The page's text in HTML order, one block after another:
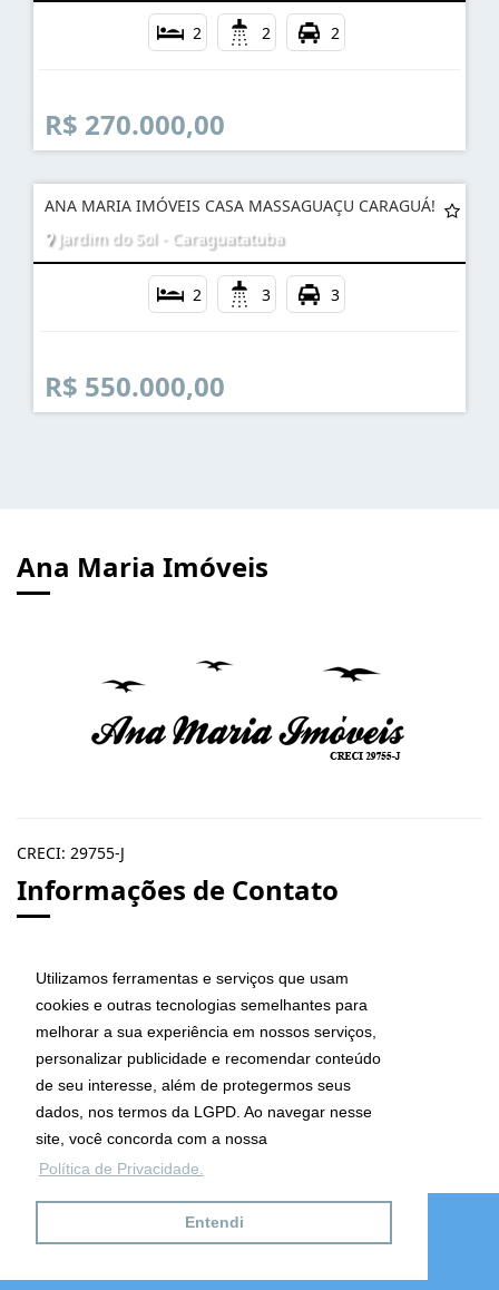
Utilizamos ferramentas e serviços que usam
cookies e outras tecnologias semelhantes para
melhorar a sua experiência em nossos serviços,
personalizar publicidade e recomendar conteúdo
de seu interesse, além de protegermos seus
dados, nos termos da LGPD. Ao navegar nesse
site, você concorda com a nossa
Política de Privacidade.
Entendi
ANA MARIA IMÓVEIS CASA MASSAGUAÇU
CARAGUATATUBA!
2
R$ 270.000,00
ANA MARIA IMÓVEIS CASA MASSAGUAÇU CARAGUÁ!
2
Ana Maria Imóveis
Informações de Contato
Ana Maria Imóveis
Av. Maria de Lourdes da Silva Kfouri, Nº7
Caraguatatuba - SP
CEP: 11667-000
Telefones
(12) 9.8132.5151